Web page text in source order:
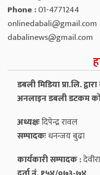
Phone :01-4771244
onlinedabali@gmail.com
dabalinews@gmail.com
डबली मिडिया प्रा.लि.
अनलाइन डबली डटकम
अध्यक्षःदिपेन्द्र रावल
सम्पादकःधनन्‍जय बुढा
कार्यकारी सम्पादक :